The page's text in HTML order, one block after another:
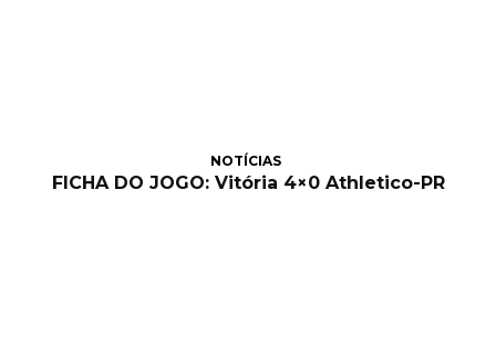
NOTÍCIAS
FICHA DO JOGO: Vitória 4×0 Athletico-PR